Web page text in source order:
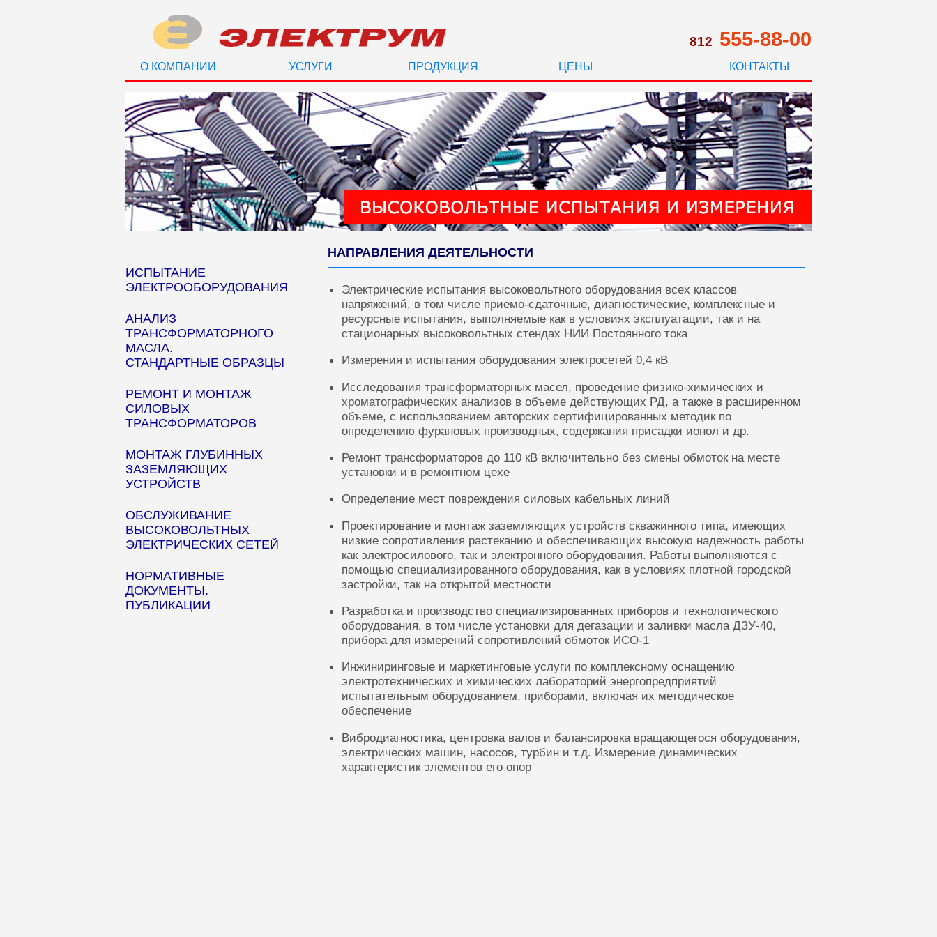
812 555-88-00
О КОМПАНИИ УСЛУГИ ПРОДУКЦИЯ ЦЕНЫ КОНТАКТЫ
ИСПЫТАНИЕ
ЭЛЕКТРООБОРУДОВАНИЯ
АНАЛИЗ
ТРАНСФОРМАТОРНОГО
МАСЛА.
СТАНДАРТНЫЕ ОБРАЗЦЫ
РЕМОНТ И МОНТАЖ
СИЛОВЫХ
ТРАНСФОРМАТОРОВ
МОНТАЖ ГЛУБИННЫХ
ЗАЗЕМЛЯЮЩИХ
УСТРОЙСТВ
ОБСЛУЖИВАНИЕ
ВЫСОКОВОЛЬТНЫХ
ЭЛЕКТРИЧЕСКИХ СЕТЕЙ
НОРМАТИВНЫЕ
ДОКУМЕНТЫ.
ПУБЛИКАЦИИ
НАПРАВЛЕНИЯ ДЕЯТЕЛЬНОСТИ
Электрические испытания высоковольтного оборудования всех классов
напряжений, в том числе приемо-сдаточные, диагностические, комплексные и
ресурсные испытания, выполняемые как в условиях эксплуатации, так и на
стационарных высоковольтных стендах НИИ Постоянного тока
Измерения и испытания оборудования электросетей 0,4 кВ
Исследования трансформаторных масел, проведение физико-химических и
хроматографических анализов в объеме действующих РД, а также в расширенном
объеме, с использованием авторских сертифицированных методик по
определению фурановых производных, содержания присадки ионол и др.
Ремонт трансформаторов до 110 кВ включительно без смены обмоток на месте
установки и в ремонтном цехе
Определение мест повреждения силовых кабельных линий
Проектирование и монтаж заземляющих устройств скважинного типа, имеющих
низкие сопротивления растеканию и обеспечивающих высокую надежность работы
как электросилового, так и электронного оборудования. Работы выполняются с
помощью специализированного оборудования, как в условиях плотной городской
застройки, так на открытой местности
Разработка и производство специализированных приборов и технологического
оборудования, в том числе установки для дегазации и заливки масла ДЗУ-40,
прибора для измерений сопротивлений обмоток ИСО-1
Инжиниринговые и маркетинговые услуги по комплексному оснащению
электротехнических и химических лабораторий энергопредприятий
испытательным оборудованием, приборами, включая их методическое
обеспечение
Вибродиагностика, центровка валов и балансировка вращающегося оборудования,
электрических машин, насосов, турбин и т.д. Измерение динамических
характеристик элементов его опор